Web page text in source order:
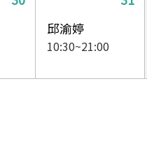
邱渝婷
10:30~21:00